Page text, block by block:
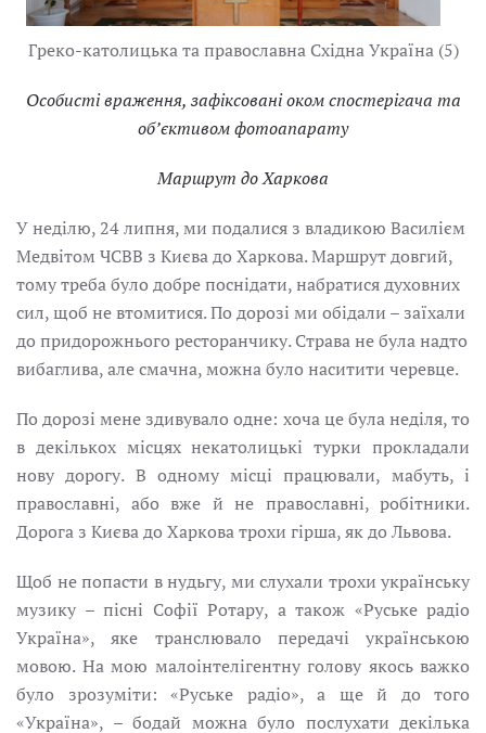
Греко-католицька та православна Східна Україна (5)
Особисті враження, зафіксовані оком спостерігача та
об’єктивом фотоапарату
Маршрут до Харкова
У неділю, 24 липня, ми подалися з владикою Василієм
Медвітом ЧСВВ з Києва до Харкова. Маршрут довгий,
тому треба було добре поснідати, набратися духовних
сил, щоб не втомитися. По дорозі ми обідали – заїхали
до придорожнього ресторанчику. Страва не була надто
вибаглива, але смачна, можна було наситити черевце.
По дорозі мене здивувало одне: хоча це була неділя, то
в декількох місцях некатолицькі турки прокладали
нову дорогу. В одному місці працювали, мабуть, і
православні, або вже й не православні, робітники.
Дорога з Києва до Харкова трохи гірша, як до Львова.
Щоб не попасти в нудьгу, ми слухали трохи українську
музику – пісні Софії Ротару, а також «Руське радіо
Україна», яке транслювало передачі українською
мовою. На мою малоінтелігентну голову якось важко
було зрозуміти: «Руське радіо», а ще й до того
«Україна», – бодай можна було послухати декілька